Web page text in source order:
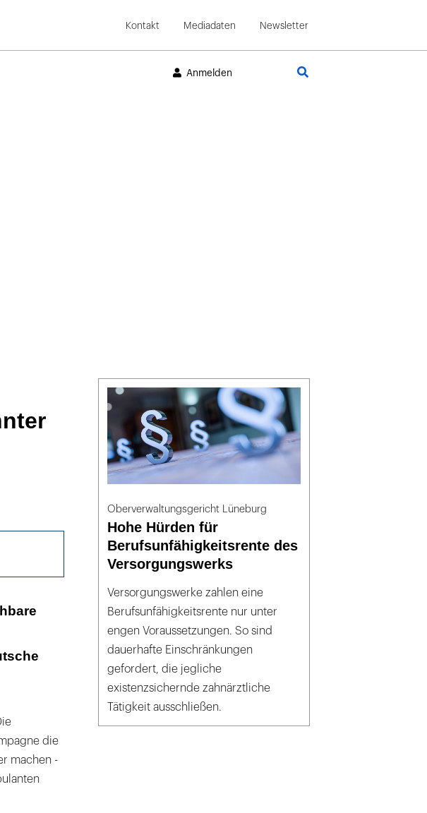
Kontakt Mediadaten Newsletter
Anmelden
die
machen -
Oberverwaltungsgericht Lüneburg
Hohe Hürden für
Berufsunfähigkeitsrente des
Versorgungswerks
Versorgungswerke zahlen eine
Berufsunfähigkeitsrente nur unter
engen Voraussetzungen. So sind
dauerhafte Einschränkungen
gefordert, die jegliche
existenzsichernde zahnärztliche
Tätigkeit ausschließen.